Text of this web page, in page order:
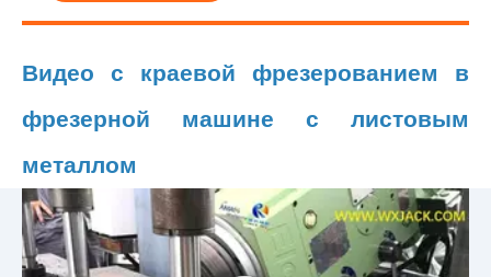
Видео с краевой фрезерованием в
фрезерной машине с листовым
металлом